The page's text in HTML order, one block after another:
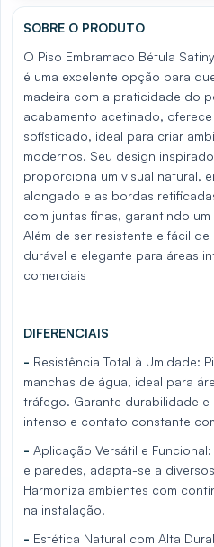
SOBRE O PRODUTO
O Piso Embramaco Bétula
é uma excelente opção para
madeira com a praticidade do
acabamento acetinado,
sofisticado, ideal para criar
modernos. Seu design
proporciona um visual natural,
alongado e as bordas
com juntas finas, garantindo
Além de ser resistente e fácil de
durável e elegante para áreas
comerciais
DIFERENCIAIS
- Resistência Total à Umidade:
manchas de água, ideal para
tráfego. Garante durabilidade e
intenso e contato constante
- Aplicação Versátil e
e paredes, adapta-se a
Harmoniza ambientes com
na instalação.
- Estética Natural com Alta